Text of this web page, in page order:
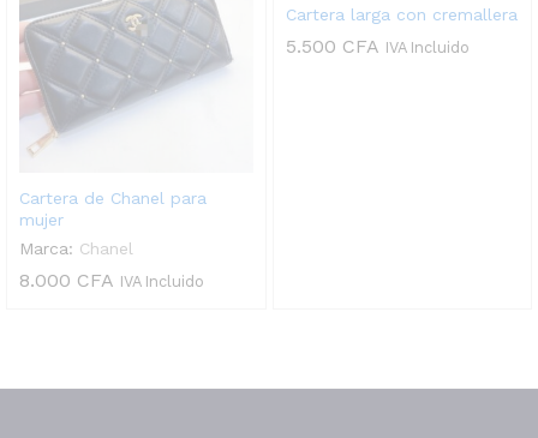
Cartera de Chanel para
mujer
Marca: Chanel
8.000 CFA IVA Incluido
Cartera larga con cremallera
5.500 CFA IVA Incluido